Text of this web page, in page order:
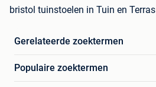
bristol tuinstoelen in Tuin en Terras
Gerelateerde zoektermen
Populaire zoektermen